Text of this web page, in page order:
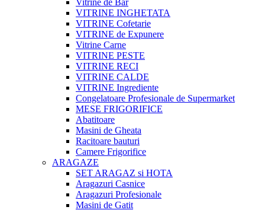
Vitrine de Bar
VITRINE INGHETATA
VITRINE Cofetarie
VITRINE de Expunere
Vitrine Carne
VITRINE PESTE
VITRINE RECI
VITRINE CALDE
VITRINE Ingrediente
Congelatoare Profesionale de Supermarket
MESE FRIGORIFICE
Abatitoare
Masini de Gheata
Racitoare bauturi
Camere Frigorifice
ARAGAZE
SET ARAGAZ si HOTA
Aragazuri Casnice
Aragazuri Profesionale
Masini de Gatit